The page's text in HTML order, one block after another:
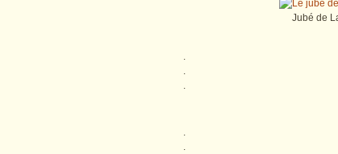
Jubé de
.
.
.
.
.